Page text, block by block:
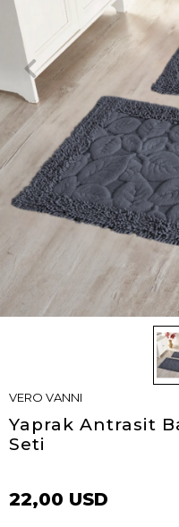
VERO VANNI
Yaprak Antrasit
Seti
22,00 USD